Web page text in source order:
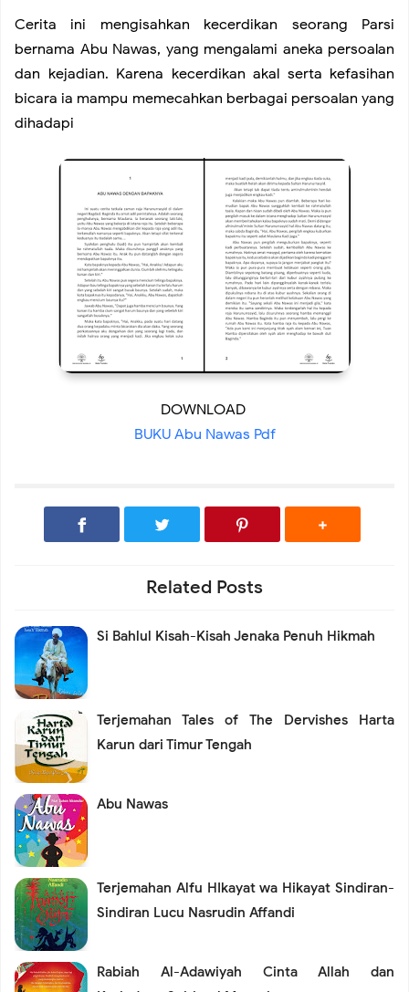
Cerita ini mengisahkan kecerdikan seorang Parsi
bernama Abu Nawas, yang mengalami aneka persoalan
dan kejadian. Karena kecerdikan akal serta kefasihan
bicara ia mampu memecahkan berbagai persoalan yang
dihadapi
DOWNLOAD
BUKU Abu Nawas Pdf
Related Posts
Si Bahlul Kisah-Kisah Jenaka Penuh Hikmah
Terjemahan Tales of The Dervishes Harta
Karun dari Timur Tengah
Abu Nawas
Terjemahan Alfu HIkayat wa Hikayat Sindiran-
Sindiran Lucu Nasrudin Affandi
Rabiah Al-Adawiyah Cinta Allah dan